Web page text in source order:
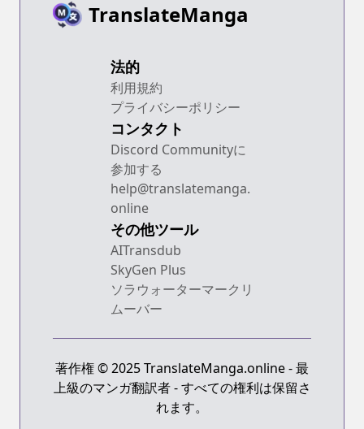
TranslateManga
法的
利用規約
プライバシーポリシー
コンタクト
Discord Communityに
参加する
help@translatemanga.
online
その他ツール
AITransdub
SkyGen Plus
ソラウォーターマークリ
ムーバー
著作権 © 2025 TranslateManga.online - 最
上級のマンガ翻訳者 - すべての権利は保留さ
れます。